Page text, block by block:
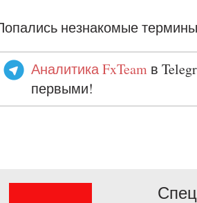
незнакомые
Аналитика FxTeam в
первыми!